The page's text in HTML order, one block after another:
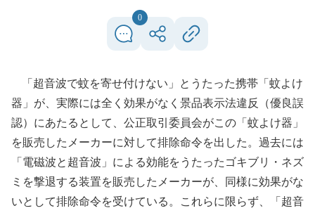
0
「超音波で蚊を寄せ付けない」とうたった携帯「蚊よけ
器」が、実際には全く効果がなく景品表示法違反（優良誤
認）にあたるとして、公正取引委員会がこの「蚊よけ器」
を販売したメーカーに対して排除命令を出した。過去には
「電磁波と超音波」による効能をうたったゴキブリ・ネズ
ミを撃退する装置を販売したメーカーが、同様に効果がな
いとして排除命令を受けている。これらに限らず、「超音